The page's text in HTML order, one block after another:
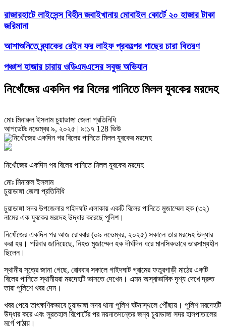
রাজারহাটে লাইসেন্স বিহীন জবাইখানায় মোবাইল কোর্টে ২০ হাজার টাকা
জরিমানা
আশাশুনিতে ব্র্যাকের রেইন ফর লাইফ প্রকল্পের গাছের চারা বিতরণ
পঞ্চাশ হাজার চারায় ওডিএমএসের সবুজ অভিযান
নিখোঁজের একদিন পর বিলের পানিতে মিলল যুবকের মরদেহ
মোঃ মিনারুল ইসলাম চুয়াডাঙ্গা জেলা প্রতিনিধি
আপডেটঃ নভেম্বর ৯, ২০২৫ | ৯:১৭ 128 ভিউ
নিখোঁজের একদিন পর বিলের পানিতে মিলল যুবকের মরদেহ
মোঃ মিনারুল ইসলাম
চুয়াডাঙ্গা জেলা প্রতিনিধি
চুয়াডাঙ্গা সদর উপজেলার গাইদঘাট এলাকায় একটি বিলের পানিতে মুজাম্মেল হক (৩২)
নামের এক যুবকের মরদেহ উদ্ধার করেছে পুলিশ।
নিখোঁজের একদিন পর আজ রোববার (০৯ নভেম্বর, ২০২৫) সকালে তার মরদেহ উদ্ধার
করা হয়। পরিবার জানিয়েছে, নিহত মুজাম্মেল হক দীর্ঘদিন ধরে মানসিকভাবে ভারসাম্যহীন
ছিলেন।
স্থানীয় সূত্রে জানা গেছে, রোববার সকালে গাইদঘাট গ্রামের ফতুরগাড়ী মাঠের একটি
বিলের পানিতে স্থানীয়রা মরদেহটি ভাসতে দেখেন। এমন অস্বাভাবিক দৃশ্য দেখে দ্রুত
তারা পুলিশে খবর দেন।
খবর পেয়ে তাৎক্ষণিকভাবে চুয়াডাঙ্গা সদর থানা পুলিশ ঘটনাস্থলে পৌঁছায়। পুলিশ মরদেহটি
উদ্ধার করে এবং সুরতহাল রিপোর্টের পর ময়নাতদন্তের জন্য চুয়াডাঙ্গা সদর হাসপাতালের
মর্গে পাঠায়।